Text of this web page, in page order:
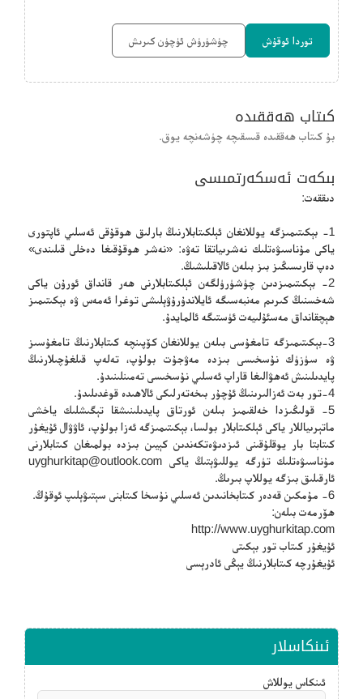
توردا ئوقۇش چۈشۈرۈش ئۈچۈن كىرىش
كىتاب ھەققىدە
بۇ كىتاب ھەققىدە قىسقىچە چۈشەنچە يوق.
بىكەت ئەسكەرتمىسى
دىققەت:
1- بېكىتىمىزگە يوللانغان ئېلكىتابلارنىڭ بارلىق ھوقۇقى ئەسلىي ئاپتورى
ياكى مۇناسىۋەتلىك نەشرىياتقا تەۋە: «نەشر ھوقۇقىغا دەخلى قىلىندى»
دەپ قارىسىڭىز بىز بىلەن ئالاقىلىشىڭ.
2- بېكىتىمىزدىن چۈشۈرۈلگەن ئېلكىتابلارنى ھەر قانداق ئورۇن ياكى
شەخسنىڭ كىرىم مەنبەسىگە ئايلاندۇرۇۋېلىشى توغرا ئەمەس ۋە بېكىتىمىز
ھېچقانداق مەسئۇلىيەت ئۈستىگە ئالمايدۇ.
3-بېكىتىمىزگە تامغۇسى بىلەن يوللانغان كۆپىنچە كىتابلارنىڭ تامغۇسىز
ۋە سۈزۈك نۇسخىسى بىزدە مەۋجۇت بولۇپ، تەلەپ قىلغۇچىلارنىڭ
پايدىلىنىش ئەھۋالىغا قاراپ ئەسلىي نۇسخىسى تەمىنلىنىدۇ.
4-تور بەت ئەزالىرىنىڭ ئۇچۇر بىخەتەرلىكى ئالاھىدە قوغدىلىدۇ.
5- قولىڭىزدا خەلقىمىز بىلەن ئورتاق پايدىلىنىشقا تېگىشلىك ياخشى
ماتېرىياللار ياكى ئېلكىتابلار بولسا، بېكىتىمىزگە ئەزا بولۇپ، ئاۋۋال ئۇيغۇر
كىتابتا بار يوقلۇقىنى ئىزدىۋەتكەندىن كېيىن بىزدە بولمىغان كىتابلارنى
مۇناسىۋەتلىك تۈرگە يوللىۋېتىڭ ياكى uyghurkitap@outlook.com
ئارقىلىق بىزگە يوللاپ بىرىڭ.
6- مۇمكىن قەدەر كىتابخانىدىن ئەسلىي نۇسخا كىتابنى سېتىۋېلىپ ئوقۇڭ.
ھۆرمەت بىلەن:
http://www.uyghurkitap.com
ئۇيغۇر كىتاب تور بېكىتى
ئۇيغۇرچە كىتابلارنىڭ يېڭى ئادرېسى
ئىنكاسلار
ئىنكاس يوللاش